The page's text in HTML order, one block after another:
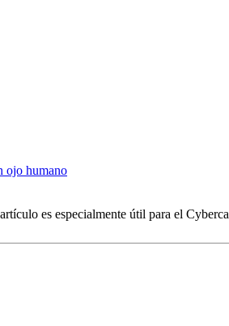
ojo humano
es especialmente útil para el